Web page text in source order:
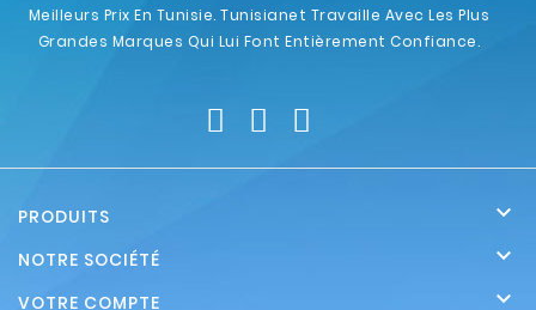
Meilleurs Prix En Tunisie. Tunisianet Travaille Avec Les Plus
Grandes Marques Qui Lui Font Entièrement Confiance.
PRODUITS 
NOTRE SOCIÉTÉ 
VOTRE COMPTE 